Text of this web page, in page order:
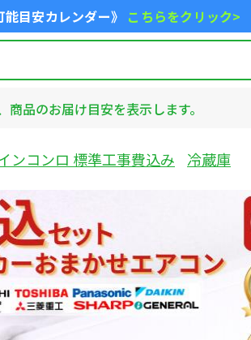
目安カレンダー》 こちらをクリック>
品のお届け目安を表示します。
ンコンロ 標準工事費込み 冷蔵庫